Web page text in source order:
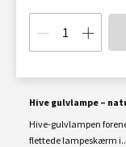
Hive gulvlampe –
Hive-gulvlampen
flettede lampeskærm